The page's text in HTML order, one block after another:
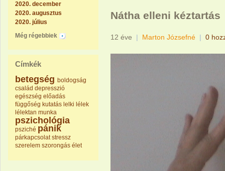
2020. december
2020. augusztus
2020. július
Még régebbiek
Címkék
betegség boldogság
család depresszió
egészség előadás
függőség kutatás lelki lélek
lélektan munka
pszichológia
psziché pánik
párkapcsolat stressz
szerelem szorongás élet
Nátha elleni kéztartás
12 éve | Marton Józsefné | 0